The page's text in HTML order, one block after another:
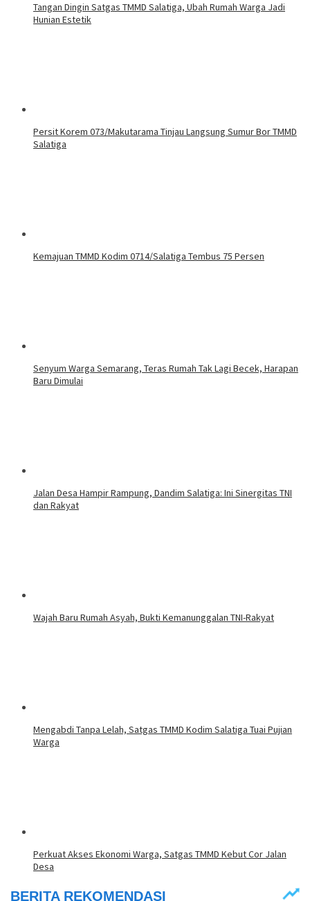
Tangan Dingin Satgas TMMD Salatiga, Ubah Rumah Warga Jadi
Hunian Estetik
Persit Korem 073/Makutarama Tinjau Langsung Sumur Bor TMMD
Salatiga
Kemajuan TMMD Kodim 0714/Salatiga Tembus 75 Persen
Senyum Warga Semarang, Teras Rumah Tak Lagi Becek, Harapan
Baru Dimulai
Jalan Desa Hampir Rampung, Dandim Salatiga: Ini Sinergitas TNI
dan Rakyat
Wajah Baru Rumah Asyah, Bukti Kemanunggalan TNI-Rakyat
Mengabdi Tanpa Lelah, Satgas TMMD Kodim Salatiga Tuai Pujian
Warga
Perkuat Akses Ekonomi Warga, Satgas TMMD Kebut Cor Jalan
Desa